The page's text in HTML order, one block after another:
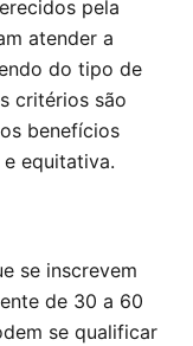
pela
atender a
do tipo de
critérios são
benefícios
equitativa.
se inscrevem
de 30 a 60
se qualificar